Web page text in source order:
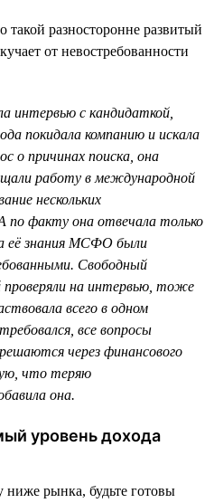
такой разносторонне развитый
от невостребованности
интервью с кандидаткой,
покидала компанию и искала
о причинах поиска, она
работу в международной
нескольких
по факту она отвечала только
её знания МСФО были
Свободный
проверяли на интервью, тоже
всего в одном
все вопросы
через финансового
что теряю
она.
уровень дохода
ниже рынка, будьте готовы